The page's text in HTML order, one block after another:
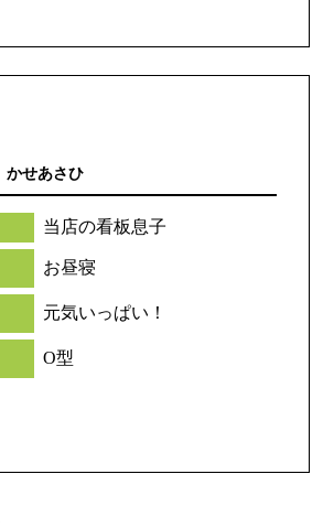
せあさひ
当店の看板息子
お昼寝
元気いっぱい！
O型